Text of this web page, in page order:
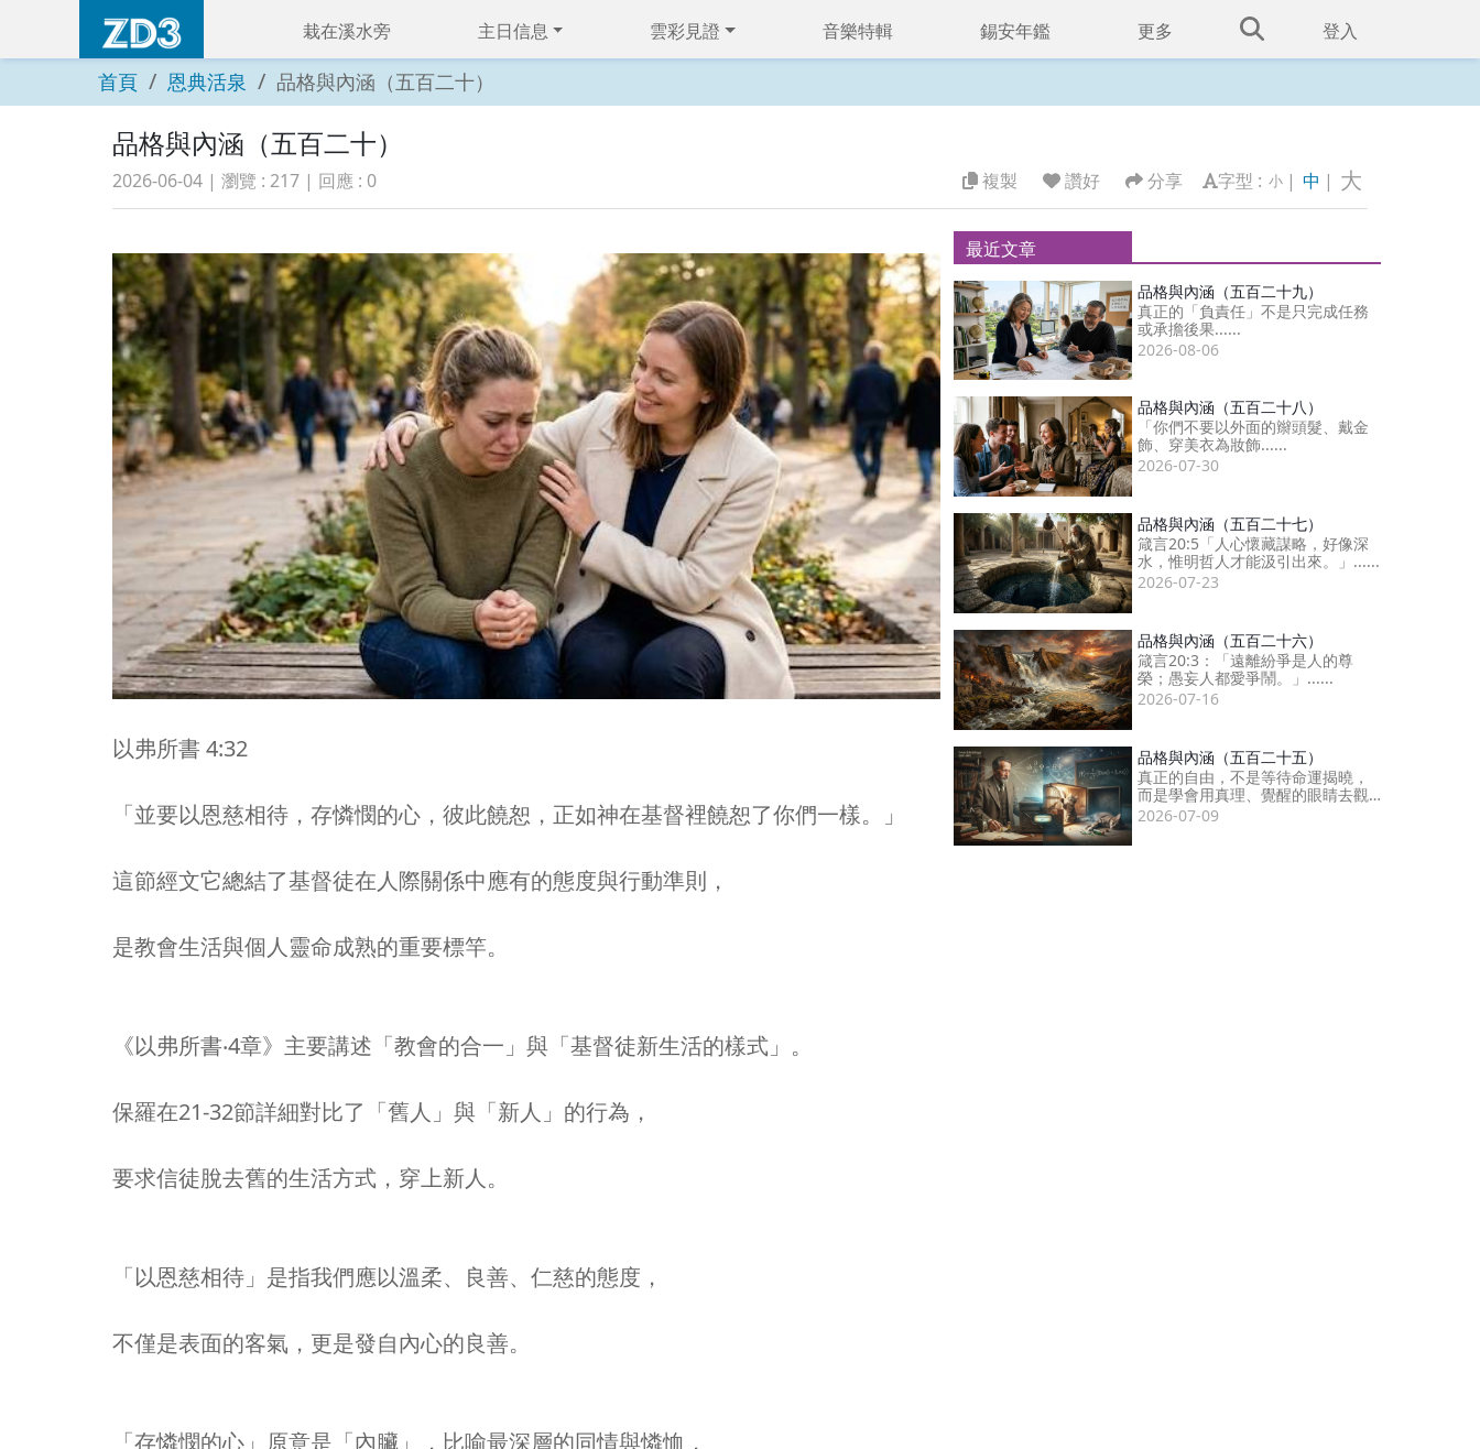
栽在溪水旁 主日信息 雲彩見證 音樂特輯 錫安年鑑 更多 登入
首頁 恩典活泉 品格與內涵（五百二十）
品格與內涵（五百二十）
2026-06-04 | 瀏覽 : 217 | 回應 : 0 複製 讚好 分享 字型 : 小 | 中 | 大
以弗所書 4:32
「並要以恩慈相待，存憐憫的心，彼此饒恕，正如神在基督裡饒恕了你們一樣。」
這節經文它總結了基督徒在人際關係中應有的態度與行動準則，
是教會生活與個人靈命成熟的重要標竿。
《以弗所書‧4章》主要講述「教會的合一」與「基督徒新生活的樣式」。
保羅在21-32節詳細對比了「舊人」與「新人」的行為，
要求信徒脫去舊的生活方式，穿上新人。
「以恩慈相待」是指我們應以溫柔、良善、仁慈的態度，
不僅是表面的客氣，更是發自內心的良善。
「存憐憫的心」原意是「內臟」，比喻最深層的同情與憐恤，
最近文章
品格與內涵（五百二十九）
真正的「負責任」不是只完成任務
或承擔後果......
2026-08-06
品格與內涵（五百二十八）
「你們不要以外面的辮頭髮、戴金
飾、穿美衣為妝飾......
2026-07-30
品格與內涵（五百二十七）
箴言20:5「人心懷藏謀略，好像深
水，惟明哲人才能汲引出來。」......
2026-07-23
品格與內涵（五百二十六）
箴言20:3：「遠離紛爭是人的尊
榮；愚妄人都愛爭鬧。」......
2026-07-16
品格與內涵（五百二十五）
真正的自由，不是等待命運揭曉，
而是學會用真理、覺醒的眼睛去觀
察......
2026-07-09